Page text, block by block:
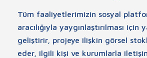
Tüm faaliyetlerimizin sosyal
aracılığıyla yaygınlaştırılması için
geliştirir, projeye ilişkin görsel
eder, ilgili kişi ve kurumlarla